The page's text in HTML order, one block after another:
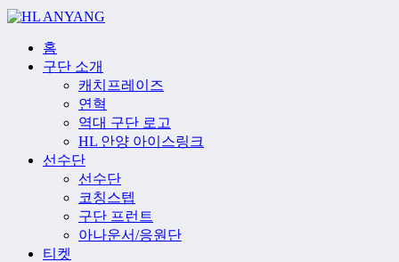
홈
구단 소개
캐치프레이즈
연혁
역대 구단 로고
HL 안양 아이스링크
선수단
선수단
코칭스텝
구단 프런트
아나운서/응원단
티켓